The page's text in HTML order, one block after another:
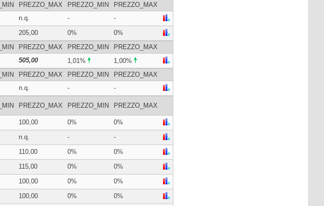
PREZZO_MAX PREZZO_MIN
PREZZO_MAX
n.q. -
-
205,00 0%
0%
PREZZO_MAX PREZZO_MIN
PREZZO_MAX
505,00 1,01%
1,00%
PREZZO_MAX PREZZO_MIN
PREZZO_MAX
n.q. -
-
PREZZO_MAX PREZZO_MIN PREZZO_MAX
100,00 0%
0%
n.q. -
-
110,00 0%
0%
115,00 0%
0%
100,00 0%
0%
100,00 0%
0%